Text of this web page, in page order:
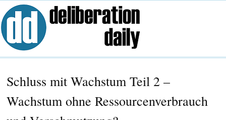
Schluss mit Wachstum Teil 2 –
Wachstum ohne Ressourcenverbrauch